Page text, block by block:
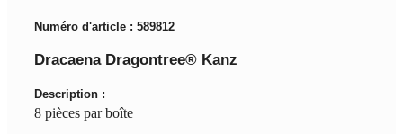
Numéro d'article : 589812
Dracaena Dragontree® Kanz
Description :
8 pièces par boîte